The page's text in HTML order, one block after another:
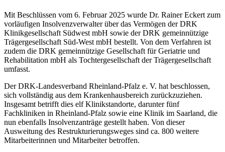
Mit Beschlüssen vom 6. Februar 2025 wurde Dr. Rainer Eckert zum
vorläufigen Insolvenzverwalter über das Vermögen der DRK
Klinikgesellschaft Südwest mbH sowie der DRK gemeinnützige
Trägergesellschaft Süd-West mbH bestellt. Von dem Verfahren ist
zudem die DRK gemeinnützige Gesellschaft für Geriatrie und
Rehabilitation mbH als Tochtergesellschaft der Trägergesellschaft
umfasst.
Der DRK-Landesverband Rheinland-Pfalz e. V. hat beschlossen,
sich vollständig aus dem Krankenhausbereich zurückzuziehen.
Insgesamt betrifft dies elf Klinikstandorte, darunter fünf
Fachkliniken in Rheinland-Pfalz sowie eine Klinik im Saarland, die
nun ebenfalls Insolvenzanträge gestellt haben. Von dieser
Ausweitung des Restrukturierungsweges sind ca. 800 weitere
Mitarbeiterinnen und Mitarbeiter betroffen.